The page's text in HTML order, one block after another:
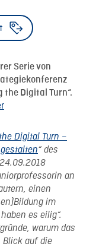
Serie von
the Digital Turn“.
Digital Turn –
“ des
an
einen
im
es eilig“.
warum das
Blick auf die